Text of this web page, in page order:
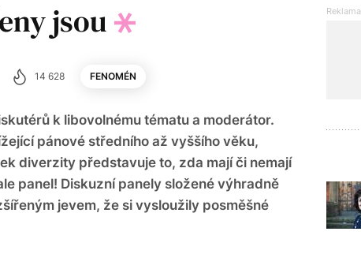
jsou
14 628 FENOMÉN
k libovolnému tématu a moderátor.
pánové středního až vyššího věku,
diverzity představuje to, zda mají či nemají
panel! Diskuzní panely složené výhradně
jevem, že si vysloužily posměšné